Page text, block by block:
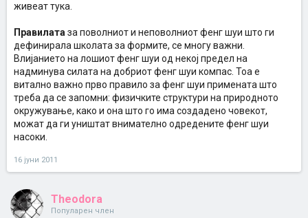
живеат тука.
Правилата за поволниот и неповолниот фенг шуи што ги
дефинирала школата за формите, се многу важни.
Влијанието на лошиот фенг шуи од некој предел на
надминува силата на добриот фенг шуи компас. Тоа е
витално важно прво правило за фенг шуи примената што
треба да се запомни: физичките структури на природното
окружување, како и она што го има создадено човекот,
можат да ги уништат внимателно одредените фенг шуи
насоки.
16 јуни 2011
Theodora
Популарен член